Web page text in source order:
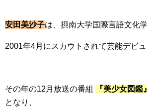
安田美沙子は、摂南大学国際言語文化
2001年4月にスカウトされて芸能デビュ
その年の12月放送の番組 『美少女図鑑』
となり、